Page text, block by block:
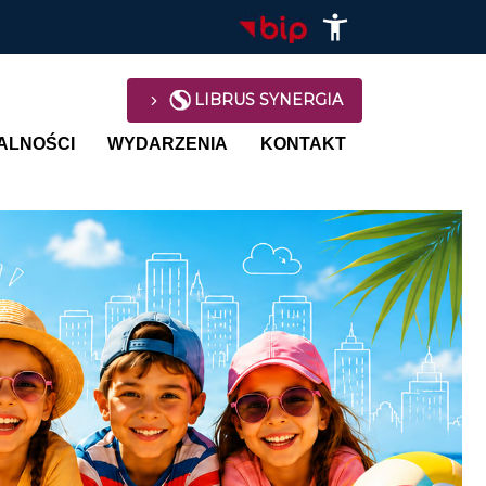
LIBRUS SYNERGIA
WYDARZENIA KONTAKT